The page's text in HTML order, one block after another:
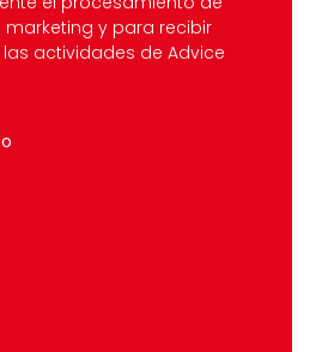
y para recibir
actividades de Advice